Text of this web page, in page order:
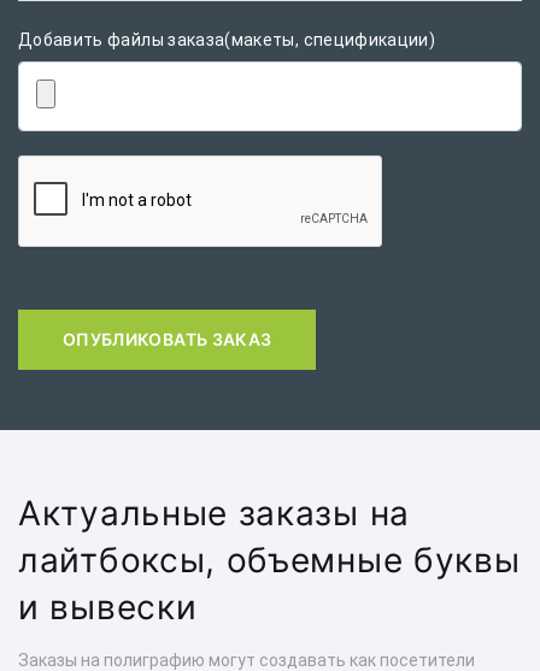
Добавить файлы заказа(макеты, спецификации)
ОПУБЛИКОВАТЬ ЗАКАЗ
Актуальные заказы на
лайтбоксы, объемные буквы
и вывески
Заказы на полиграфию могут создавать как посетители